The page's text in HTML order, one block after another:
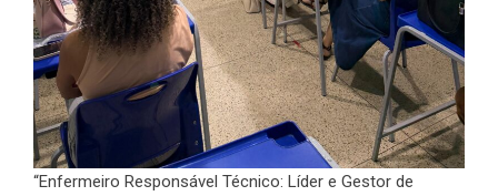
“Enfermeiro Responsável Técnico: Líder e Gestor de